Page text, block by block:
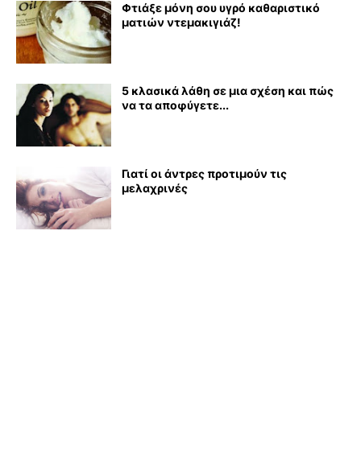
Φτιάξε μόνη σου υγρό καθαριστικό
ματιών ντεμακιγιάζ!
5 κλασικά λάθη σε μια σχέση και πώς
να τα αποφύγετε...
Γιατί οι άντρες προτιμούν τις
μελαχρινές